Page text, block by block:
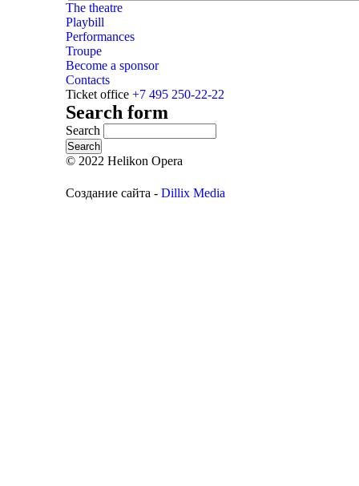
The theatre
Playbill
Performances
Troupe
Become a sponsor
Contacts
Ticket office +7 495 250-22-22
Search form
Search
© 2022 Helikon Opera
Создание сайта - Dillix Media